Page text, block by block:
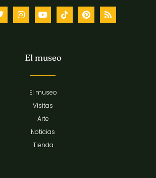
El museo
El museo
Visitas
Arte
Noticias
Tienda